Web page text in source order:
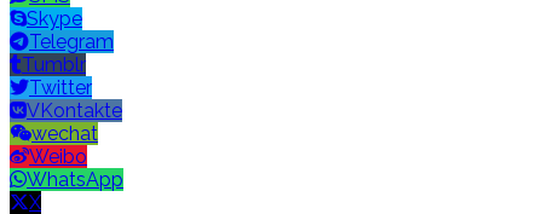
Skype
Telegram
Tumblr
Twitter
VKontakte
wechat
Weibo
WhatsApp
X